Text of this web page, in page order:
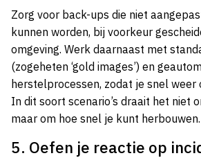
Zorg voor back-ups die niet
kunnen worden, bij voorkeur
omgeving. Werk daarnaast met
(zogeheten ‘gold images’) en
herstelprocessen, zodat je snel
In dit soort scenario’s draait het niet
maar om hoe snel je kunt herbouwen.
5. Oefen je reactie op